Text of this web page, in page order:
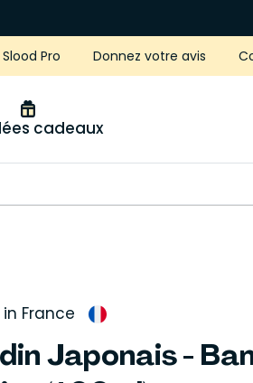
Slood Pro Donnez votre avis
cadeaux
France
Japonais -